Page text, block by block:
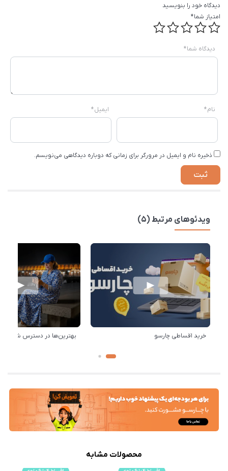
دیدگاه خود را بنویسید
امتیاز شما*
دیدگاه شما*
نام* ایمیل*
ذخیره نام و ایمیل در مرورگر برای زمانی که دوباره دیدگاهی می‌نویسم.
ویدئوهای مرتبط (5)
خرید اقساطی چارسو بهترین‌ها در دسترس
محصولات مشابه